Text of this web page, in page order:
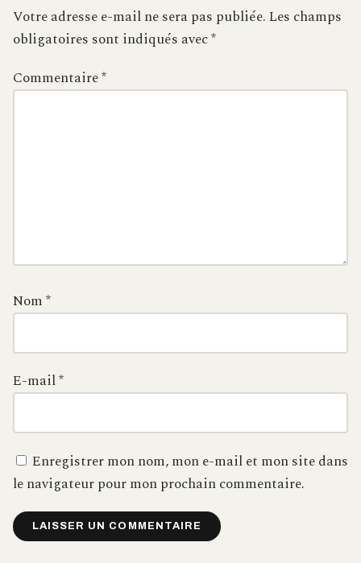
Votre adresse e-mail ne sera pas publiée.Les champs
obligatoires sont indiqués avec*
Commentaire*
Nom*
E-mail*
Enregistrer mon nom, mon e-mail et mon site dans
le navigateur pour mon prochain commentaire.